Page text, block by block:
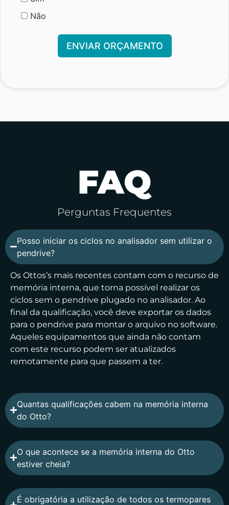
Não
ENVIAR ORÇAMENTO
FAQ
Perguntas Frequentes
Posso iniciar os ciclos no analisador sem utilizar o
pendrive?
Os Ottos’s mais recentes contam com o recurso de
memória interna, que torna possível realizar os
ciclos sem o pendrive plugado no analisador. Ao
final da qualificação, você deve exportar os dados
para o pendrive para montar o arquivo no software.
Aqueles equipamentos que ainda não contam
com este recurso podem ser atualizados
remotamente para que passem a ter.
Quantas qualificações cabem na memória interna
do Otto?
O que acontece se a memória interna do Otto
estiver cheia?
É obrigatória a utilização de todos os termopares